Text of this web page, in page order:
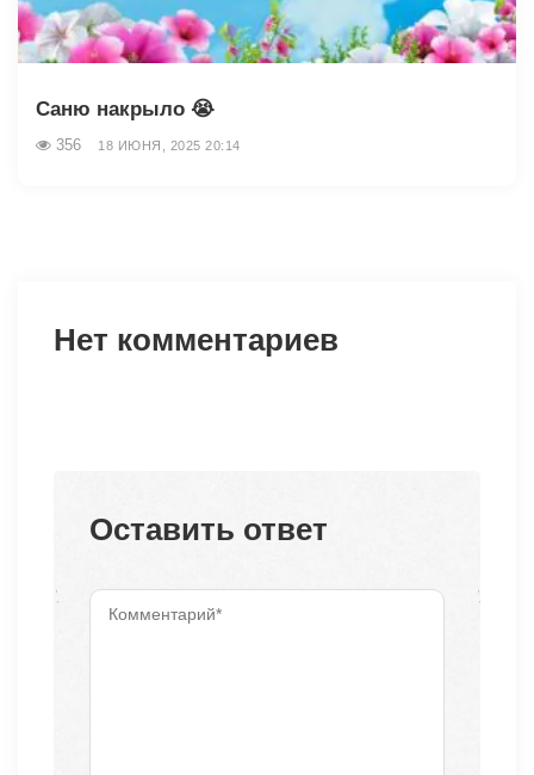
Саню накрыло 😭
356 18 ИЮНЯ, 2025 20:14
Нет комментариев
Оставить ответ